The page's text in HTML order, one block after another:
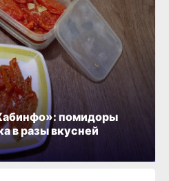
помидоры
в разы вкусней